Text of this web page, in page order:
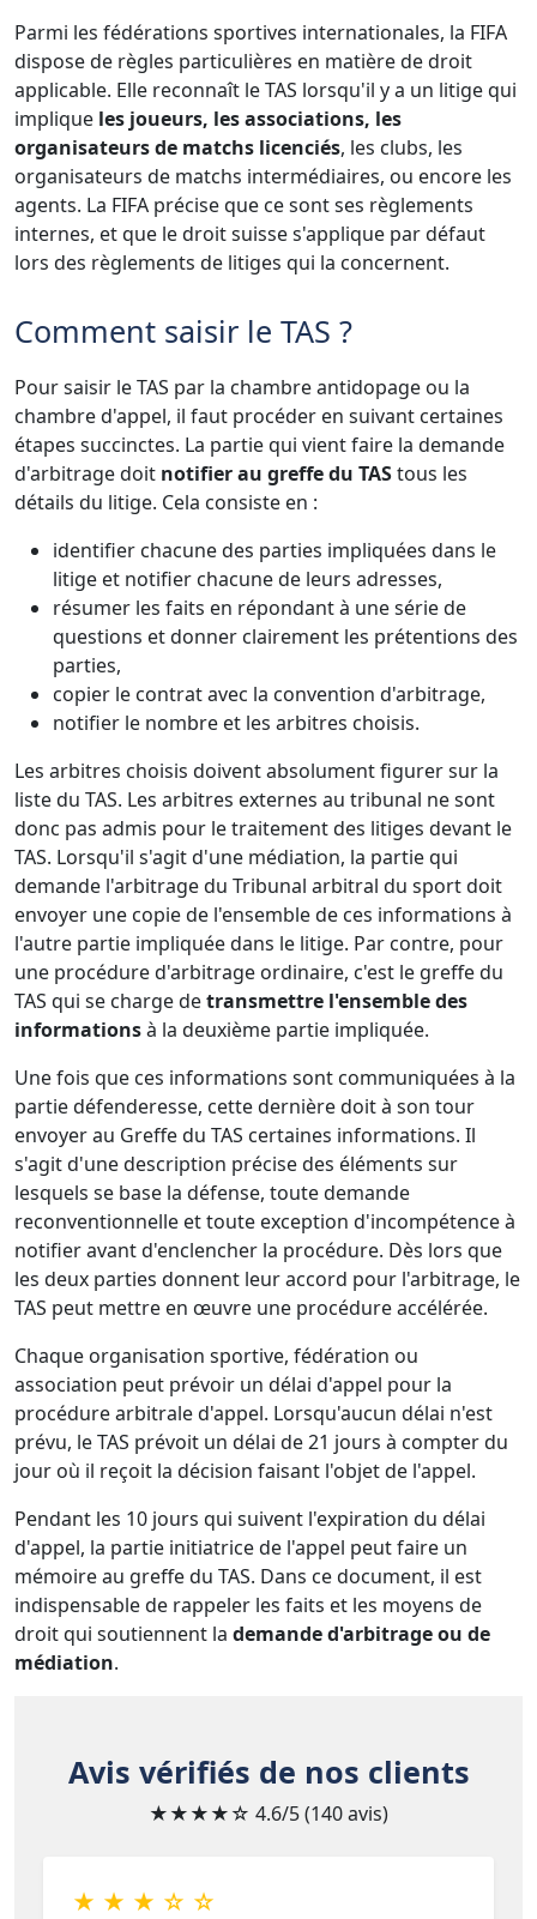
Parmi les fédérations sportives internationales, la FIFA
dispose de règles particulières en matière de droit
applicable. Elle reconnaît le TAS lorsqu'il y a un litige qui
implique les joueurs, les associations, les
organisateurs de matchs licenciés, les clubs, les
organisateurs de matchs intermédiaires, ou encore les
agents. La FIFA précise que ce sont ses règlements
internes, et que le droit suisse s'applique par défaut
lors des règlements de litiges qui la concernent.
Comment saisir le TAS ?
Pour saisir le TAS par la chambre antidopage ou la
chambre d'appel, il faut procéder en suivant certaines
étapes succinctes. La partie qui vient faire la demande
d'arbitrage doit notifier au greffe du TAStous les
détails du litige. Cela consiste en :
identifier chacune des parties impliquées dans le
litige et notifier chacune de leurs adresses,
résumer les faits en répondant à une série de
questions et donner clairement les prétentions des
parties,
copier le contrat avec la convention d'arbitrage,
notifier le nombre et les arbitres choisis.
Les arbitres choisis doivent absolument figurer sur la
liste du TAS. Les arbitres externes au tribunal ne sont
donc pas admis pour le traitement des litiges devant le
TAS. Lorsqu'il s'agit d'une médiation, la partie qui
demande l'arbitrage du Tribunal arbitral du sport doit
envoyer une copie de l'ensemble de ces informations à
l'autre partie impliquée dans le litige. Par contre, pour
une procédure d'arbitrage ordinaire, c'est le greffe du
TAS qui se charge detransmettre l'ensemble des
informationsà la deuxième partie impliquée.
Une fois que ces informations sont communiquées à la
partie défenderesse, cette dernière doit à son tour
envoyer au Greffe du TAS certaines informations. Il
s'agit d'une description précise des éléments sur
lesquels se base la défense, toute demande
reconventionnelle et toute exception d'incompétence à
notifier avant d'enclencher la procédure. Dès lors que
les deux parties donnent leur accord pour l'arbitrage, le
TAS peut mettre en œuvre une procédure accélérée.
Chaque organisation sportive, fédération ou
association peut prévoir un délai d'appel pour la
procédure arbitrale d'appel. Lorsqu'aucun délai n'est
prévu, le TAS prévoit un délai de 21 jours à compter du
jour où il reçoit la décision faisant l'objet de l'appel.
Pendant les 10 jours qui suivent l'expiration du délai
d'appel, la partie initiatrice de l'appel peut faire un
mémoire au greffe du TAS. Dans ce document, il est
indispensable de rappeler les faits et les moyens de
droit qui soutiennent la demande d'arbitrage ou de
médiation.
Avis vérifiés de nos clients
★★★★☆ 4.6/5 (140 avis)
★ ★ ★ ☆ ☆